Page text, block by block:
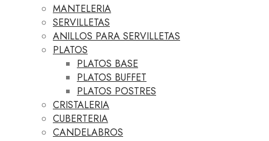
MANTELERIA
SERVILLETAS
ANILLOS PARA SERVILLETAS
PLATOS
PLATOS BASE
PLATOS BUFFET
PLATOS POSTRES
CRISTALERIA
CUBERTERIA
CANDELABROS